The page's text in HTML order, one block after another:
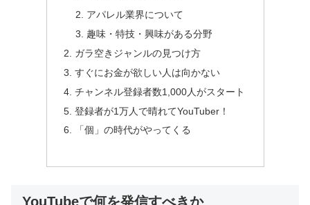
アパレル業界について
趣味・特技・興味がある分野
ガラ空きジャンルの見つけ方
すぐにお金が欲しい人は向かない
チャンネル登録者数1,000人がスタート
登録者が1万人で晴れてYouTuber！
「個」の時代がやってくる
YouTubeで何を発信すべきか